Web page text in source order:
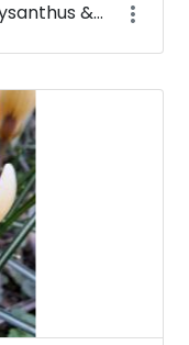
20260225_133933 Crocus chrysanthus &#39;Romance&#39;